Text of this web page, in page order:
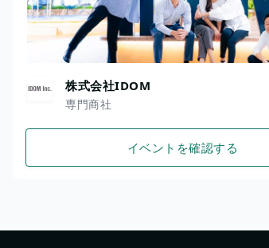
株式会社IDOM
専門商社
イベントを確認する